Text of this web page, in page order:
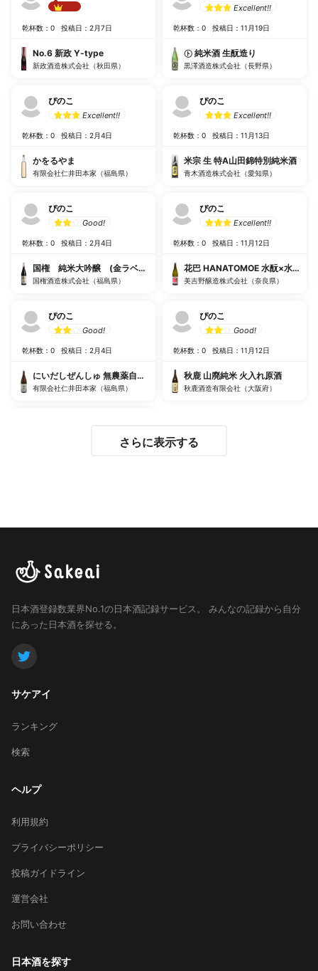
乾杯数：0 投稿日：2月7日
No.6 新政 Y-type
新政酒造株式会社（秋田県）
ぴのこ
Excellent!!
乾杯数：0 投稿日：2月4日
かをるやま
有限会社仁井田本家（福島県）
ぴのこ
Good!
乾杯数：0 投稿日：2月4日
国権 純米大吟醸 (金ラベル)
国権酒造株式会社（福島県）
ぴのこ
Good!
乾杯数：0 投稿日：2月4日
にいだしぜんしゅ 無農薬自社田米 田村 生モト純米酒
有限会社仁井田本家（福島県）
Excellent!!
乾杯数：0 投稿日：11月19日
㋣ 純米酒 生酛造り
黒澤酒造株式会社（長野県）
ぴのこ
Excellent!!
乾杯数：0 投稿日：11月13日
米宗 生 特A山田錦特別純米酒
青木酒造株式会社（愛知県）
ぴのこ
Excellent!!
乾杯数：0 投稿日：11月12日
花巴 HANATOMOE 水酛×水酛 火
美吉野醸造株式会社（奈良県）
ぴのこ
Good!
乾杯数：0 投稿日：11月12日
秋鹿 山廃純米 火入れ原酒
秋鹿酒造有限会社（大阪府）
さらに表示する
日本酒登録数業界No.1の日本酒記録サービス。
みんなの記録から自分
にあった日本酒を探せる。
サケアイ
ランキング
検索
ヘルプ
利用規約
プライバシーポリシー
投稿ガイドライン
運営会社
お問い合わせ
日本酒を探す